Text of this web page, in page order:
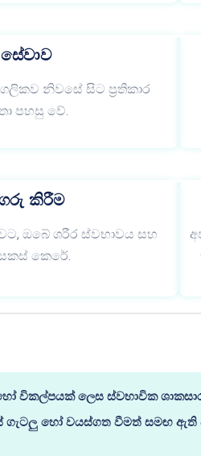
නිවසේ සිට ප්‍රතිකාර
පහසු වේ.
කිරීම
ඔබේ ශරීර ස්වභාවය සහ
කෙරේ.
විකල්පයක් ලෙස ස්වභාවික
ගැටලු හෝ වයස්ගත වීමත් සමඟ